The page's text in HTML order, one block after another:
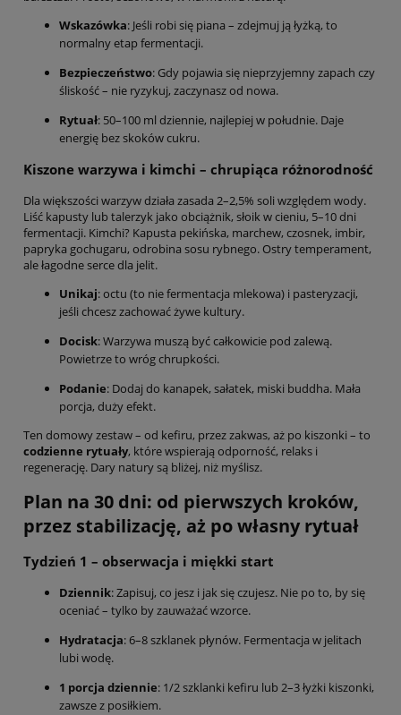
Wskazówka: Jeśli robi się piana – zdejmuj ją łyżką, to
normalny etap fermentacji.
Bezpieczeństwo: Gdy pojawia się nieprzyjemny zapach czy
śliskość – nie ryzykuj, zaczynasz od nowa.
Rytuał: 50–100 ml dziennie, najlepiej w południe. Daje
energię bez skoków cukru.
Kiszone warzywa i kimchi – chrupiąca różnorodność
Dla większości warzyw działa zasada 2–2,5% soli względem wody.
Liść kapusty lub talerzyk jako obciążnik, słoik w cieniu, 5–10 dni
fermentacji. Kimchi? Kapusta pekińska, marchew, czosnek, imbir,
papryka gochugaru, odrobina sosu rybnego. Ostry temperament,
ale łagodne serce dla jelit.
Unikaj: octu (to nie fermentacja mlekowa) i pasteryzacji,
jeśli chcesz zachować żywe kultury.
Docisk: Warzywa muszą być całkowicie pod zalewą.
Powietrze to wróg chrupkości.
Podanie: Dodaj do kanapek, sałatek, miski buddha. Mała
porcja, duży efekt.
Ten domowy zestaw – od kefiru, przez zakwas, aż po kiszonki – to
codzienne rytuały, które wspierają odporność, relaks i
regenerację. Dary natury są bliżej, niż myślisz.
Plan na 30 dni: od pierwszych kroków,
przez stabilizację, aż po własny rytuał
Tydzień 1 – obserwacja i miękki start
Dziennik: Zapisuj, co jesz i jak się czujesz. Nie po to, by się
oceniać – tylko by zauważać wzorce.
Hydratacja: 6–8 szklanek płynów. Fermentacja w jelitach
lubi wodę.
1 porcja dziennie: 1/2 szklanki kefiru lub 2–3 łyżki kiszonki,
zawsze z posiłkiem.